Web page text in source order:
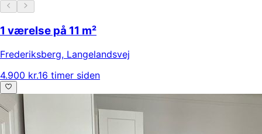
1 værelse på 11 m²
Frederiksberg, Langelandsvej
4.900 kr.16 timer siden